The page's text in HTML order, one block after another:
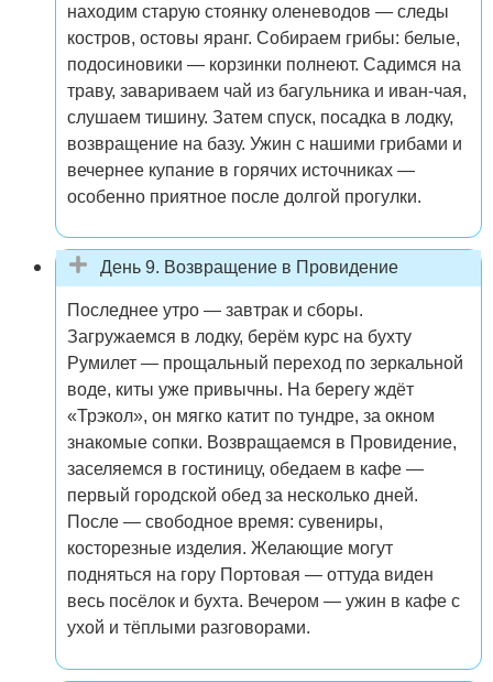
находим старую стоянку оленеводов — следы
костров, остовы яранг. Собираем грибы: белые,
подосиновики — корзинки полнеют. Садимся на
траву, завариваем чай из багульника и иван-чая,
слушаем тишину. Затем спуск, посадка в лодку,
возвращение на базу. Ужин с нашими грибами и
вечернее купание в горячих источниках —
особенно приятное после долгой прогулки.
День 9. Возвращение в Провидение
Последнее утро — завтрак и сборы.
Загружаемся в лодку, берём курс на бухту
Румилет — прощальный переход по зеркальной
воде, киты уже привычны. На берегу ждёт
«Трэкол», он мягко катит по тундре, за окном
знакомые сопки. Возвращаемся в Провидение,
заселяемся в гостиницу, обедаем в кафе —
первый городской обед за несколько дней.
После — свободное время: сувениры,
косторезные изделия. Желающие могут
подняться на гору Портовая — оттуда виден
весь посёлок и бухта. Вечером — ужин в кафе с
ухой и тёплыми разговорами.